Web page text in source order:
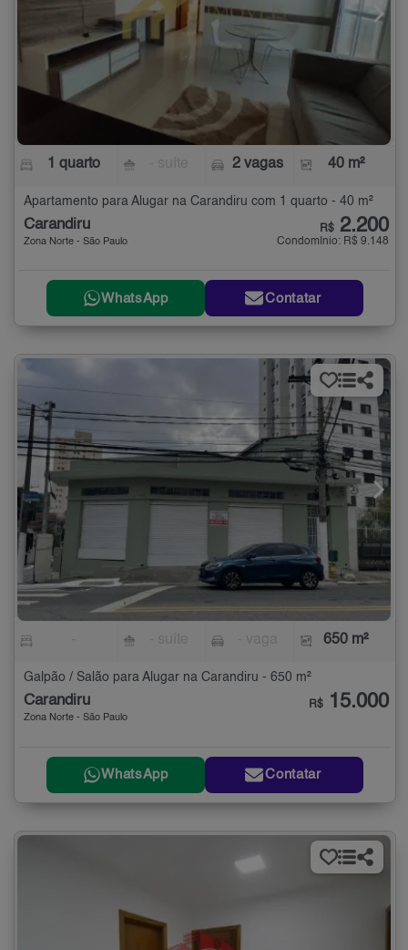
1 quarto 2 vagas 40 m²
Apartamento para Alugar na Carandiru com 1 quarto - 40 m²
Carandiru
Zona Norte - São Paulo
R$ 2.200
Condomínio: R$ 9.148
WhatsApp Contatar
650 m²
Galpão / Salão para Alugar na Carandiru - 650 m²
Carandiru
Zona Norte - São Paulo
R$ 15.000
WhatsApp Contatar